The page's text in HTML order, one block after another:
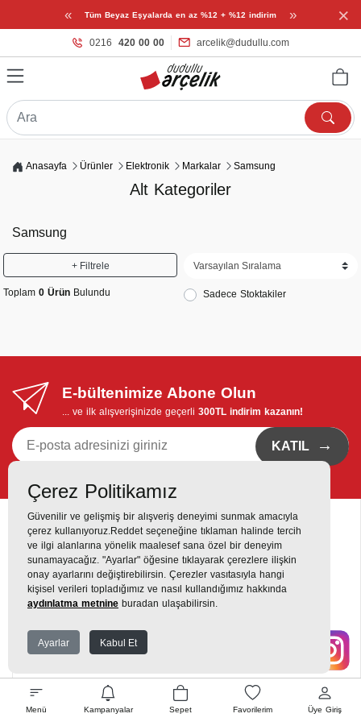
« Tüm Beyaz Eşyalarda en az %12 + %12 indirim » ×
0216 420 00 00 arcelik@dudullu.com
Menü Kampanyalar Sepet Favorilerim Üye Giriş
Anasayfa Ürünler Elektronik Markalar Samsung
Alt Kategoriler
Samsung
+ Filtrele
Toplam 0 Ürün Bulundu Sadece Stoktakiler
E-bültenimize Abone Olun
... ve ilk alışverişinizde geçerli 300TL indirim kazanın!
KATIL →
Destek Hattı
0216 420 00 00
Yukarı Dudullu, Alemdağ Cd No: 806, 34760 Dudullu, Ümraniye,
İstanbul
Çerez Politikamız
Güvenilir ve gelişmiş bir alışveriş deneyimi sunmak amacıyla
çerez kullanıyoruz.Reddet seçeneğine tıklaman halinde tercih
ve ilgi alanlarına yönelik maalesef sana özel bir deneyim
sunamayacağız. "Ayarlar" öğesine tıklayarak çerezlere ilişkin
onay ayarlarını değiştirebilirsin. Çerezler vasıtasıyla hangi
kişisel verileri topladığımız ve nasıl kullandığımız hakkında
aydınlatma metnine buradan ulaşabilirsin.
Ayarlar Kabul Et